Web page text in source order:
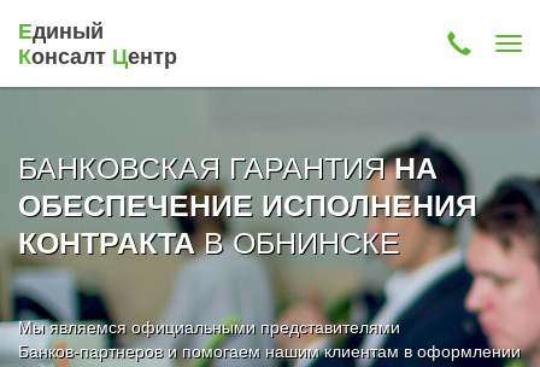
Единый
Консалт Центр
БАНКОВСКАЯ ГАРАНТИЯНА
ОБЕСПЕЧЕНИЕ ИСПОЛНЕНИЯ
КОНТРАКТАВ ОБНИНСКЕ
Мы являемся официальными представителями
Банков-партнеров и помогаем нашим клиентам в оформлении